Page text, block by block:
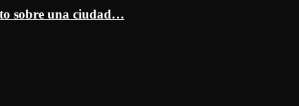
sobre una ciudad…